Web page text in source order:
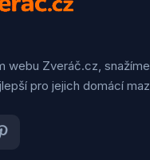
webu Zveráč.cz,
pro jejich domácí